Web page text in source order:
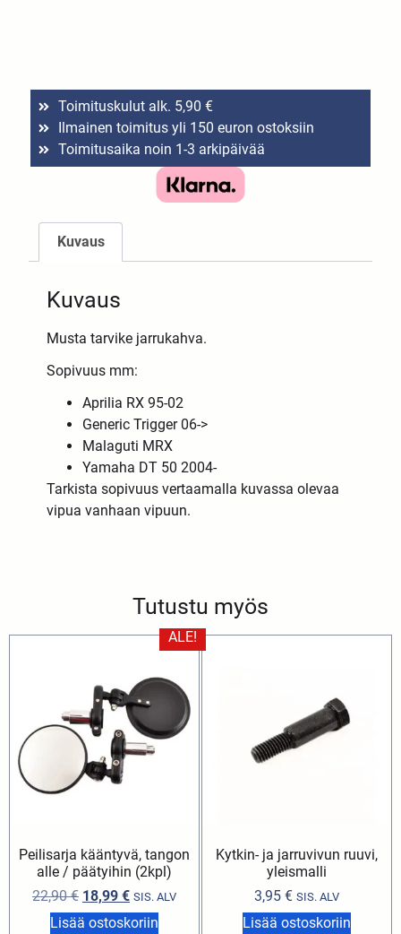
Toimituskulut alk. 5,90 €
Ilmainen toimitus yli 150 euron ostoksiin
Toimitusaika noin 1-3 arkipäivää
Kuvaus
Kuvaus
Musta tarvike jarrukahva.
Sopivuus mm:
Aprilia RX 95-02
Generic Trigger 06->
Malaguti MRX
Yamaha DT 50 2004-
Tarkista sopivuus vertaamalla kuvassa olevaa
vipua vanhaan vipuun.
Tutustu myös
ALE!
Peilisarja kääntyvä, tangon
alle / päätyihin (2kpl)
22,90€ 18,99 € SIS. ALV
Lisää ostoskoriin
Kytkin- ja jarruvivun ruuvi,
yleismalli
3,95 € SIS. ALV
Lisää ostoskoriin